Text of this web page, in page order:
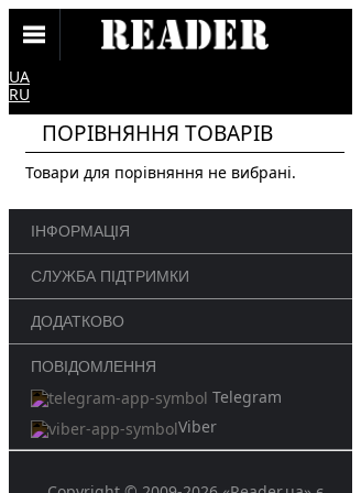
UA
RU
ПОРІВНЯННЯ ТОВАРІВ
Товари для порівняння не вибрані.
ІНФОРМАЦІЯ
СЛУЖБА ПІДТРИМКИ
ДОДАТКОВО
ПОВІДОМЛЕННЯ
Telegram
Viber